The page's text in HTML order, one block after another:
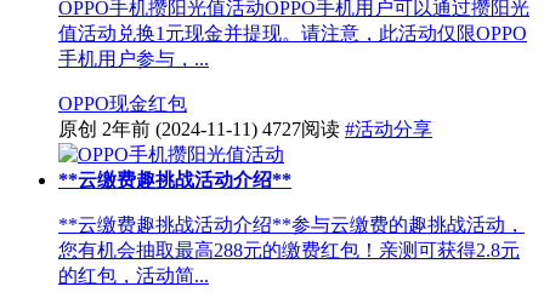
OPPO手机攒阳光值活动OPPO手机用户可以通过攒阳光
值活动兑换1元现金并提现。请注意，此活动仅限OPPO
手机用户参与，...
OPPO现金红包
原创 2年前 (2024-11-11) 4727阅读 #活动分享
**云缴费趣挑战活动介绍**
**云缴费趣挑战活动介绍**参与云缴费的趣挑战活动，
您有机会抽取最高288元的缴费红包！亲测可获得2.8元
的红包，活动简...